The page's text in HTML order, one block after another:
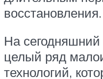
восстановления.
На
целый ряд
технологий,